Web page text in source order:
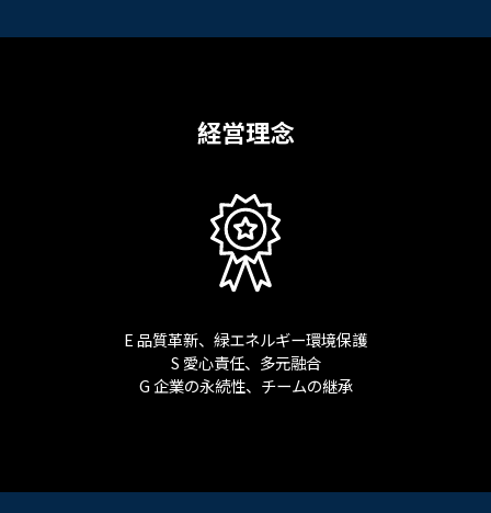
経営理念
E 品質革新、緑エネルギー環境保護
S 愛心責任、多元融合
G 企業の永続性、チームの継承